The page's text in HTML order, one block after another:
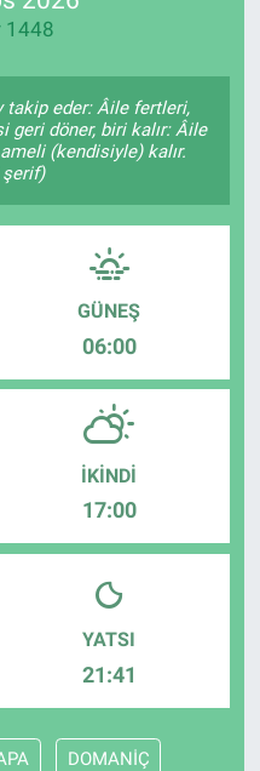
1448
takip eder: Âile fertleri,
geri döner, biri kalır: Âile
(kendisiyle) kalır.
GÜNEŞ
06:00
İKINDI
17:00
YATSI
21:41
DOMANİÇ